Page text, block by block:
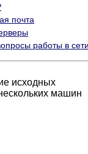
почта
работы в сети
исходных
машин